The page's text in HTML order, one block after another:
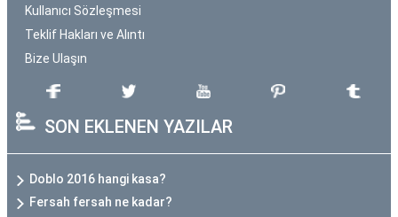
Kullanıcı Sözleşmesi
Teklif Hakları ve Alıntı
Bize Ulaşın
SON EKLENEN YAZILAR
Doblo 2016 hangi kasa?
Fersah fersah ne kadar?